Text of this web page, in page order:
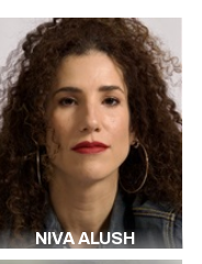
NIVA ALUSH